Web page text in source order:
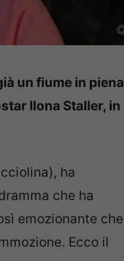
un fiume in piena
Ilona Staller, in
ha
che ha
emozionante che
Ecco il